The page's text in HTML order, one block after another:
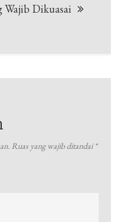
Wajib Dikuasai
Ruas yang wajib ditandai *